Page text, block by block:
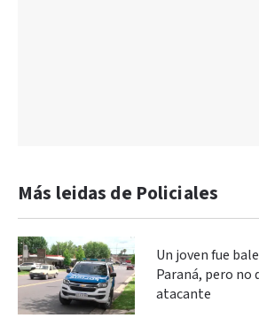
Más leidas de Policiales
Un joven fue
Paraná, pero no
atacante